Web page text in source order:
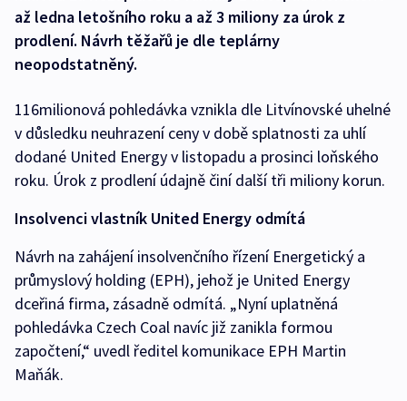
až ledna letošního roku a až 3 miliony za úrok z
prodlení. Návrh těžařů je dle teplárny
neopodstatněný.
116milionová pohledávka vznikla dle Litvínovské uhelné
v důsledku neuhrazení ceny v době splatnosti za uhlí
dodané United Energy v listopadu a prosinci loňského
roku. Úrok z prodlení údajně činí další tři miliony korun.
Insolvenci vlastník United Energy odmítá
Návrh na zahájení insolvenčního řízení Energetický a
průmyslový holding (EPH), jehož je United Energy
dceřiná firma, zásadně odmítá. „Nyní uplatněná
pohledávka Czech Coal navíc již zanikla formou
započtení,“ uvedl ředitel komunikace EPH Martin
Maňák.